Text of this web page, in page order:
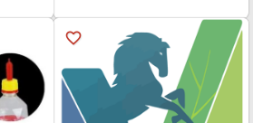
favorite_border